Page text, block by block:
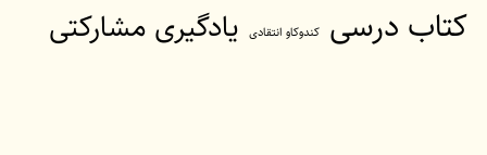
کتاب درسی کندوکاو انتقادی یادگیری مشارکتی